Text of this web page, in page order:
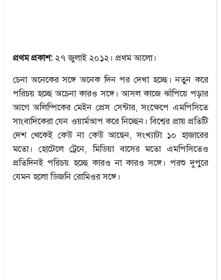
প্রথম প্রকাশ: ২৭ জুলাই ২০১২। প্রথম আলো।
চেনা অনেকের সঙ্গে অনেক দিন পর দেখা হচ্ছে। নতুন করে
পরিচয় হচ্ছে অচেনা কারও সঙ্গে। আসল কাজে ঝাঁপিয়ে পড়ার
আগে অলিম্পিকের মেইন প্রেস সেন্টার, সংক্ষেপে এমপিসিতে
সাংবাদিকেরা যেন ওয়ার্মআপ করে নিচ্ছেন। বিশ্বের প্রায় প্রতিটি
দেশ থেকেই কেউ না কেউ আছেন, সংখ্যাটা ১০ হাজারের
মতো। হোটেলে ট্রেনে, মিডিয়া বাসের মতো এমপিসিতেও
প্রতিদিনই পরিচয় হচ্ছে কারও না কারও সঙ্গে। পরশু দুপুরে
যেমন হলো ডিজনি রোমিওর সঙ্গে।